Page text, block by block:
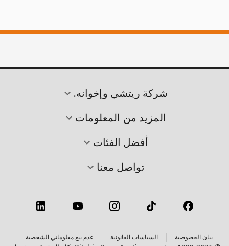
شركة ريتشي وإخوانه.
المزيد من المعلومات
أفضل الفئات
تواصل معنا
بيان الخصوصية السياسات القانونية عدم بيع معلوماتي الشخصية